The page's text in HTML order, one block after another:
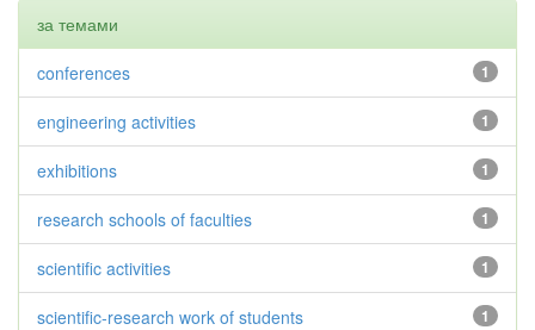
за темами
1
conferences
1
engineering activities
1
exhibitions
1
research schools of faculties
1
scientific activities
1
scientific-research work of students